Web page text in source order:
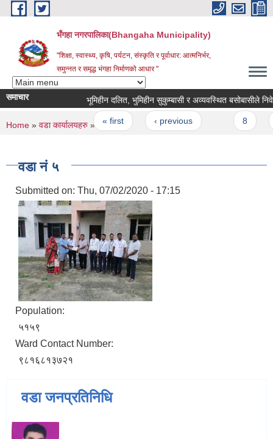
Skip to main content
भँगहा नगरपालिका(Bhangaha Municipality)
"शिक्षा, स्वास्थ्य, कृषि, पर्यटन, संस्कृति र पूर्वाधार: आत्मनिर्भर,
समुन्नत र समृद्ध भंगहा निर्माणको आधार "
समाचार भूमिहीन दलित, भुमिहीन सुकुम्बासी र अव्यवस्थित बसोबासीले
Pages
« first ‹ previous
You are here
Home » वडा कार्यालयहरु » वडा नं ५
वडा नं ५
Submitted on: Thu, 07/02/2020 - 17:15
Population:
५१५९
Ward Contact Number:
९८१६८१३७२१
वडा जनप्रतिनिधि